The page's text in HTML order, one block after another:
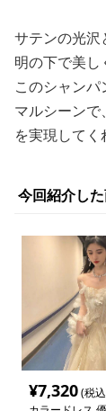
サテンの光沢
明の下で美し
このシャン
マルシーン
を実現してく
今回紹介し
¥7,320(税